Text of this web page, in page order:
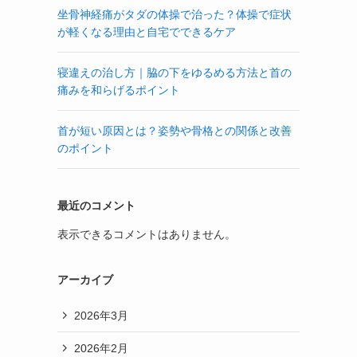
坐骨神経痛がタダの体操で治った？体操で症状
が軽くなる理由と自宅でできるケア
寝違えの治し方｜脇の下をゆるめる方法と首の
痛みを和らげるポイント
首が短い原因とは？姿勢や骨格との関係と改善
のポイント
最近のコメント
表示できるコメントはありません。
アーカイブ
2026年3月
2026年2月